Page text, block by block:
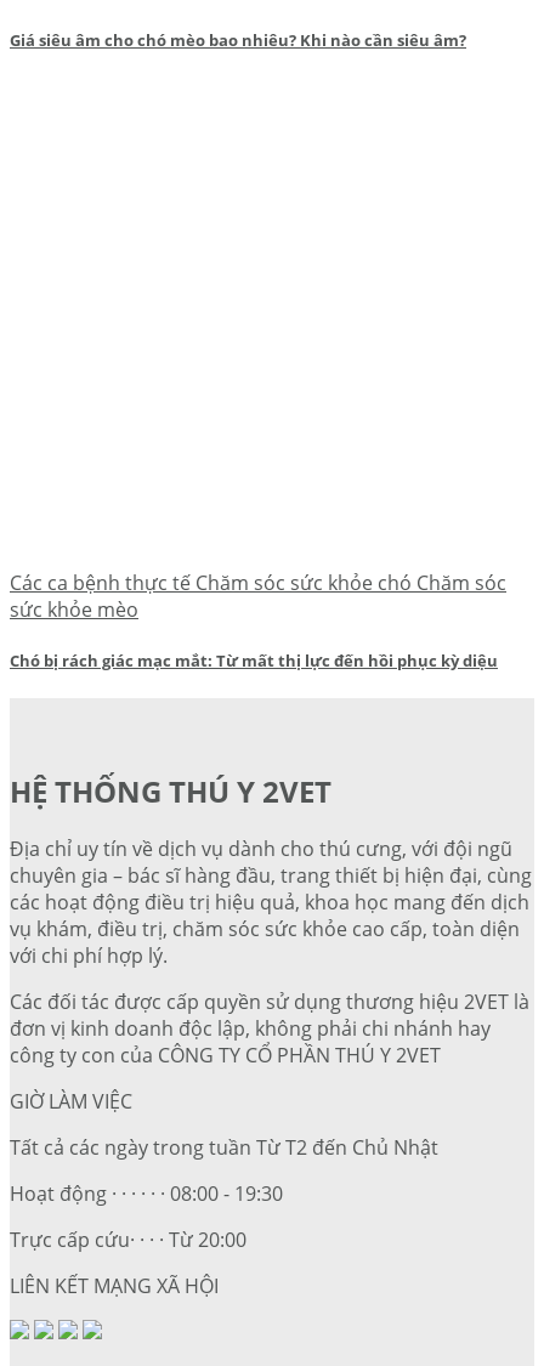
Giá siêu âm cho chó mèo bao nhiêu? Khi nào cần siêu âm?
Các ca bệnh thực tế Chăm sóc sức khỏe chó Chăm sóc
sức khỏe mèo
Chó bị rách giác mạc mắt: Từ mất thị lực đến hồi phục kỳ diệu
HỆ THỐNG THÚ Y 2VET
Địa chỉ uy tín về dịch vụ dành cho thú cưng, với đội ngũ
chuyên gia – bác sĩ hàng đầu, trang thiết bị hiện đại, cùng
các hoạt động điều trị hiệu quả, khoa học mang đến dịch
vụ khám, điều trị, chăm sóc sức khỏe cao cấp, toàn diện
với chi phí hợp lý.
Các đối tác được cấp quyền sử dụng thương hiệu 2VET là
đơn vị kinh doanh độc lập, không phải chi nhánh hay
công ty con của CÔNG TY CỔ PHẦN THÚ Y 2VET
GIỜ LÀM VIỆC
Tất cả các ngày trong tuần Từ T2 đến Chủ Nhật
Hoạt động · · · · · · 08:00 - 19:30
Trực cấp cứu· · · · Từ 20:00
LIÊN KẾT MẠNG XÃ HỘI